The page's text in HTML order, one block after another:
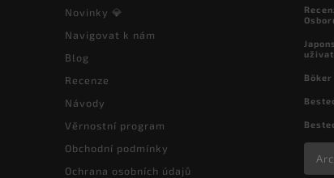
Novinky 💎
Navigovat k nám
Blog
Recenze
Návody
Věrnostní program
Obchodní podmínky
Ochrana osobních údajů